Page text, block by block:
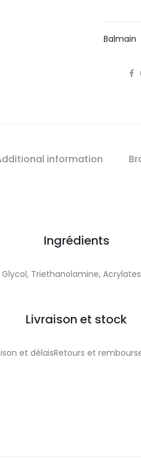
Balmain
information
Ingrédients
Triethanolamine,
Livraison et stock
et délaisRetours et